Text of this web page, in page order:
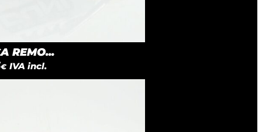
REMO...
€ IVA incl.